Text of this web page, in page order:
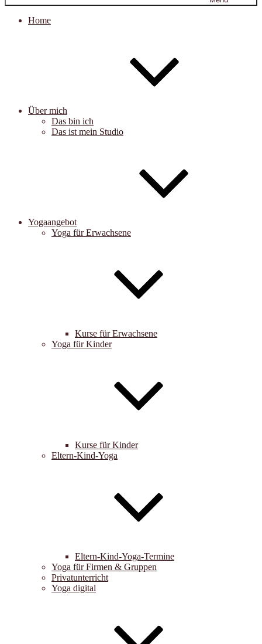
Home
Über mich
Das bin ich
Das ist mein Studio
Yogaangebot
Yoga für Erwachsene
Kurse für Erwachsene
Yoga für Kinder
Kurse für Kinder
Eltern-Kind-Yoga
Eltern-Kind-Yoga-Termine
Yoga für Firmen & Gruppen
Privatunterricht
Yoga digital